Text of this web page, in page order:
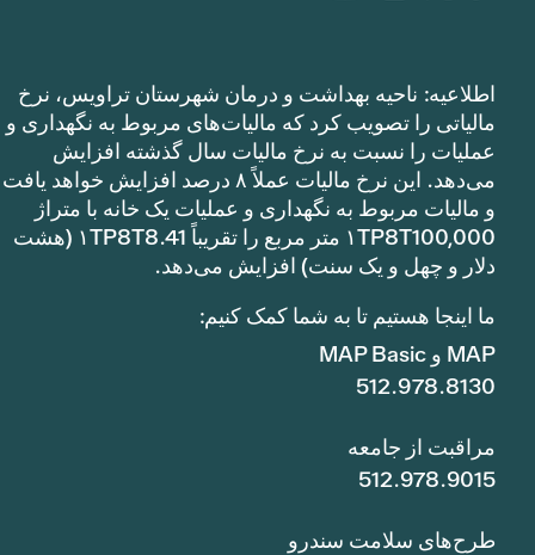
اطلاعیه: ناحیه بهداشت و درمان شهرستان تراویس، نرخ
مالیاتی را تصویب کرد که مالیات‌های مربوط به نگهداری و
عملیات را نسبت به نرخ مالیات سال گذشته افزایش
می‌دهد. این نرخ مالیات عملاً ۸ درصد افزایش خواهد یافت
و مالیات مربوط به نگهداری و عملیات یک خانه با متراژ
۱TP8T100,000 متر مربع را تقریباً ۱TP8T8.41 (هشت
دلار و چهل و یک سنت) افزایش می‌دهد.
ما اینجا هستیم تا به شما کمک کنیم:
MAP و MAP Basic
512.978.8130
مراقبت از جامعه
512.978.9015
طرح‌های سلامت سندرو